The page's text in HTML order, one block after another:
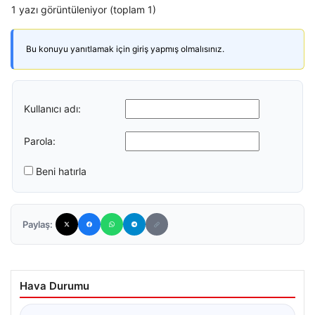
1 yazı görüntüleniyor (toplam 1)
Bu konuyu yanıtlamak için giriş yapmış olmalısınız.
Kullanıcı adı:
Parola:
Beni hatırla
Paylaş:
Hava Durumu